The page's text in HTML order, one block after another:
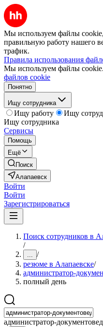
Мы используем файлы
правильную работу нашего
трафик.
Правила использования
Мы используем файлы cookie.
файлов cookie
Понятно
Ищу сотрудника
Ищу работу
Ищу
Ищу сотрудника
Сервисы
Помощь
Ещё
Поиск
Алапаевск
Войти
Войти
Зарегистрироваться
Поиск сотрудников в
/
... /
резюме в Алапаевске/
администратор-
полный день
администратор-документовед